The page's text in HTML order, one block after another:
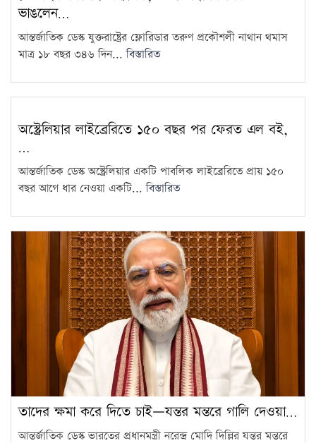
14
শুরু হয়েছে: জামায়াত আমির
15
নিরাপত্তা ব্যবস্থা
ভাঙলেন…
আন্তর্জাতিক ডেস্ক যুক্তরাষ্ট্রের ফ্লোরিডার তরুণ প্রকৌশলী নাথান থমাস
মাত্র ১৮ বছর ৩৪৬ দিন...বিস্তারিত
অস্ট্রেলিয়ার লাইব্রেরিতে ১৫০ বছর পর ফেরত এল বই,
…
আন্তর্জাতিক ডেস্ক অস্ট্রেলিয়ার একটি পাবলিক লাইব্রেরিতে প্রায় ১৫০
বছর আগে ধার নেওয়া একটি...বিস্তারিত
তাদের ক্ষমা করে দিতে চাই—যন্তর মন্তরে গালি দেওয়া…
আন্তর্জাতিক ডেস্ক ভারতের প্রধানমন্ত্রী নরেন্দ্র মোদি দিল্লির যন্তর মন্তরে